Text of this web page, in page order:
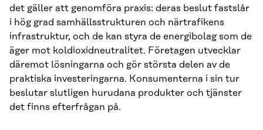
det gäller att genomföra praxis: deras beslut fastslår
i hög grad samhällsstrukturen och närtrafikens
infrastruktur, och de kan styra de energibolag som de
äger mot koldioxidneutralitet. Företagen utvecklar
däremot lösningarna och gör största delen av de
praktiska investeringarna. Konsumenterna i sin tur
beslutar slutligen hurudana produkter och tjänster
det finns efterfrågan på.